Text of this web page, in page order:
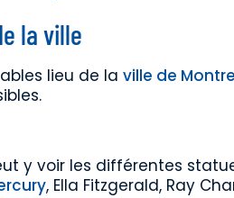
la ville
lieu de la ville de
y voir les différentes
, Ella Fitzgerald, Ray